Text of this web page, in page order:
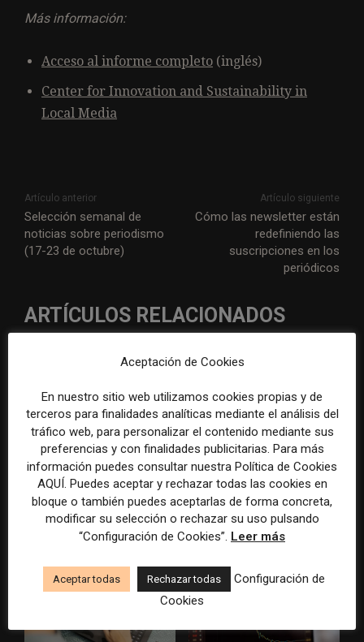
Más información:
Acceso al informe completo (inglés)
Center for Innovation and Sustainability in
Local Media
Artículo anterior
Selección semanal de
noticias sobre periodismo
(17-23 de octubre)
Artículo siguiente
Cómo las newsletter están
redefiniendo las
suscripciones en los
periódicos
ARTÍCULOS RELACIONADOS
El gran problema
tecnológico de los medios ya
no es la falta de
herramientas, sino su
desconexión
WAN-IFRA reúne las
principales estrategias de los
medios ante la IA, la pérdida
de ingresos y los cambios de
consumo
Aceptación de Cookies
En nuestro sitio web utilizamos cookies propias y de
terceros para finalidades analíticas mediante el análisis del
tráfico web, para personalizar el contenido mediante sus
preferencias y con finalidades publicitarias. Para más
información puedes consultar nuestra Política de Cookies
AQUÍ. Puedes aceptar y rechazar todas las cookies en
bloque o también puedes aceptarlas de forma concreta,
modificar su selección o rechazar su uso pulsando
“Configuración de Cookies”. Leer más
Aceptar todas Rechazar todas
Configuración de
Cookies